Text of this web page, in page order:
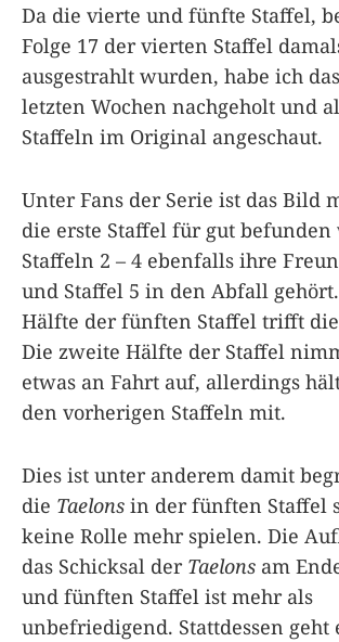
Da die vierte und fünfte Staffel,
Folge 17 der vierten Staffel
ausgestrahlt wurden, habe ich
letzten Wochen nachgeholt und
Staffeln im Original angeschaut.
Unter Fans der Serie ist das Bild
die erste Staffel für gut
Staffeln 2 – 4 ebenfalls ihre
und Staffel 5 in den Abfall
Hälfte der fünften Staffel trifft
Die zweite Hälfte der Staffel
etwas an Fahrt auf, allerdings
den vorherigen Staffeln mit.
Dies ist unter anderem damit
die Taelons in der fünften Staffel
keine Rolle mehr spielen. Die
das Schicksal der Taelons am
und fünften Staffel ist mehr als
unbefriedigend. Stattdessen geht